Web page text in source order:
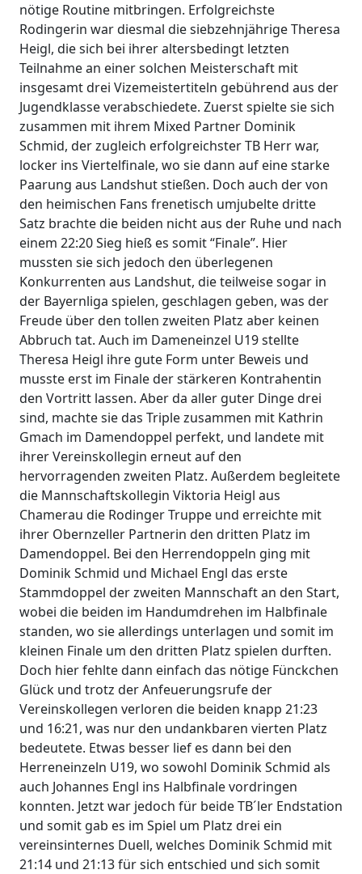
nötige Routine mitbringen. Erfolgreichste
Rodingerin war diesmal die siebzehnjährige Theresa
Heigl, die sich bei ihrer altersbedingt letzten
Teilnahme an einer solchen Meisterschaft mit
insgesamt drei Vizemeistertiteln gebührend aus der
Jugendklasse verabschiedete. Zuerst spielte sie sich
zusammen mit ihrem Mixed Partner Dominik
Schmid, der zugleich erfolgreichster TB Herr war,
locker ins Viertelfinale, wo sie dann auf eine starke
Paarung aus Landshut stießen. Doch auch der von
den heimischen Fans frenetisch umjubelte dritte
Satz brachte die beiden nicht aus der Ruhe und nach
einem 22:20 Sieg hieß es somit “Finale”. Hier
mussten sie sich jedoch den überlegenen
Konkurrenten aus Landshut, die teilweise sogar in
der Bayernliga spielen, geschlagen geben, was der
Freude über den tollen zweiten Platz aber keinen
Abbruch tat. Auch im Dameneinzel U19 stellte
Theresa Heigl ihre gute Form unter Beweis und
musste erst im Finale der stärkeren Kontrahentin
den Vortritt lassen. Aber da aller guter Dinge drei
sind, machte sie das Triple zusammen mit Kathrin
Gmach im Damendoppel perfekt, und landete mit
ihrer Vereinskollegin erneut auf den
hervorragenden zweiten Platz. Außerdem begleitete
die Mannschaftskollegin Viktoria Heigl aus
Chamerau die Rodinger Truppe und erreichte mit
ihrer Obernzeller Partnerin den dritten Platz im
Damendoppel. Bei den Herrendoppeln ging mit
Dominik Schmid und Michael Engl das erste
Stammdoppel der zweiten Mannschaft an den Start,
wobei die beiden im Handumdrehen im Halbfinale
standen, wo sie allerdings unterlagen und somit im
kleinen Finale um den dritten Platz spielen durften.
Doch hier fehlte dann einfach das nötige Fünckchen
Glück und trotz der Anfeuerungsrufe der
Vereinskollegen verloren die beiden knapp 21:23
und 16:21, was nur den undankbaren vierten Platz
bedeutete. Etwas besser lief es dann bei den
Herreneinzeln U19, wo sowohl Dominik Schmid als
auch Johannes Engl ins Halbfinale vordringen
konnten. Jetzt war jedoch für beide TB´ler Endstation
und somit gab es im Spiel um Platz drei ein
vereinsinternes Duell, welches Dominik Schmid mit
21:14 und 21:13 für sich entschied und sich somit